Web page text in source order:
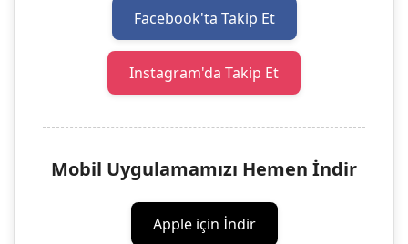
Facebook'ta Takip Et
Instagram'da Takip Et
Mobil Uygulamamızı Hemen İndir
Apple için İndir